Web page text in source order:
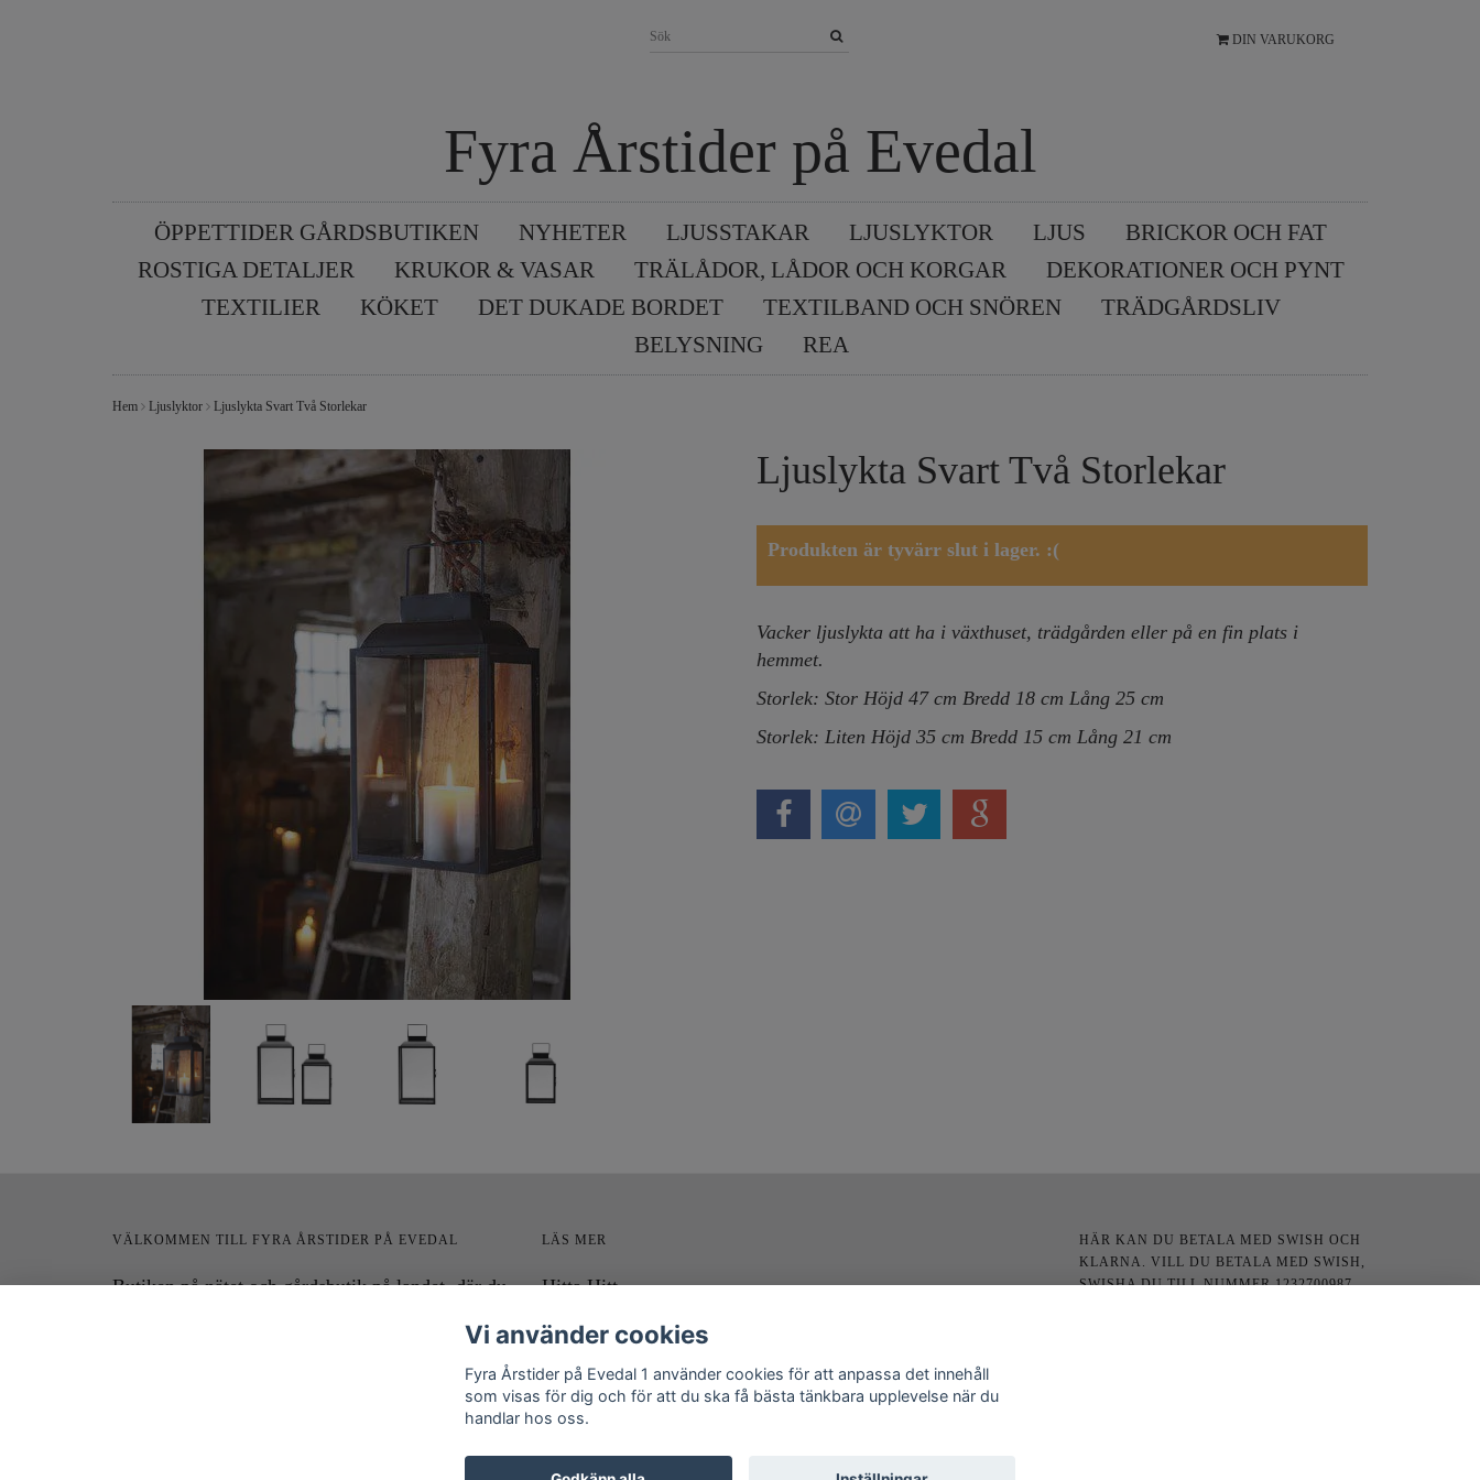
DIN VARUKORG
Fyra Årstider på Evedal
ÖPPETTIDER GÅRDSBUTIKEN NYHETER LJUSSTAKAR LJUSLYKTOR LJUS
BRICKOR OCH FAT
ROSTIGA DETALJER
KRUKOR & VASAR TRÄLÅDOR, LÅDOR OCH KORGAR
DEKORATIONER OCH PYNT
TEXTILIER
KÖKET DET DUKADE BORDET TEXTILBAND OCH SNÖREN
TRÄDGÅRDSLIV
BELYSNING
REA
Hem Ljuslyktor Ljuslykta Svart Två Storlekar
Ljuslykta Svart Två Storlekar
Produkten är tyvärr slut i lager. :(
Vacker ljuslykta att ha i växthuset, trädgården eller på en fin plats i
hemmet.
Storlek: Stor Höjd 47 cm Bredd 18 cm Lång 25 cm
Storlek: Liten Höjd 35 cm Bredd 15 cm Lång 21 cm
VÄLKOMMEN TILL FYRA ÅRSTIDER PÅ EVEDAL
Butiken på nätet och gårdsbutik på landet, där du
LÄS MER
Hitta Hitt
Kontakt
Köpvillkor
HÄR KAN DU BETALA MED SWISH OCH
KLARNA. VILL DU BETALA MED SWISH,
SWISHA DU TILL NUMMER 1232700987
Vi använder cookies
Fyra Årstider på Evedal 1 använder cookies för att anpassa det innehåll
som visas för dig och för att du ska få bästa tänkbara upplevelse när du
handlar hos oss.